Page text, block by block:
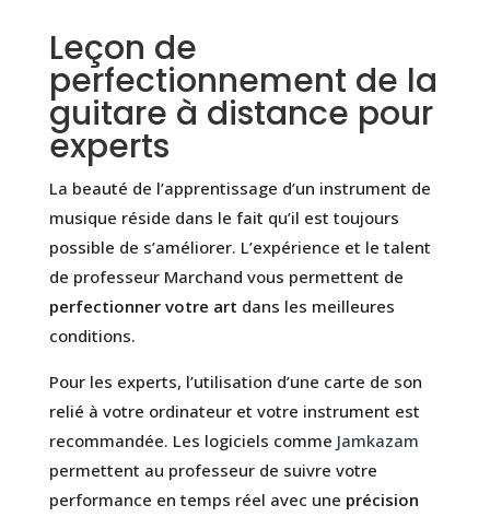
Leçon de
perfectionnement de la
guitare à distance pour
experts
La beauté de l’apprentissage d’un instrument de
musique réside dans le fait qu’il est toujours
possible de s’améliorer. L’expérience et le talent
de professeur Marchand vous permettent de
perfectionner votre art dans les meilleures
conditions.
Pour les experts, l’utilisation d’une carte de son
relié à votre ordinateur et votre instrument est
recommandée. Les logiciels comme Jamkazam
permettent au professeur de suivre votre
performance en temps réel avec une précision